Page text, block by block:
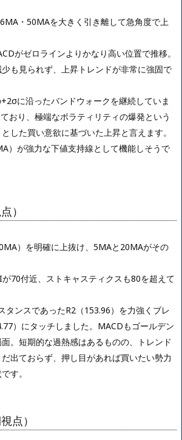
・50MAを大きく引き離して急角度で上
がゼロラインよりかなり高い位置で推移。
も見られず、上昇トレンドが非常に強固で
に沿ったバンドウォークを継続していま
おり、極端なボラティリティの爆発という
した買い意欲に基づいた上昇と言えます。
）が強力な下値支持線として機能しそうで
）
）を明確に上抜け、5MAと20MAがその
が70付近、ストキャスティクスも80を超えて
タンスであったR2（153.96）を力強くブレ
）にタッチしました。MACDもゴールデン
。短期的な過熱感はあるものの、トレンド
出ておらず、押し目があれば買いたい勢力
す。
点）